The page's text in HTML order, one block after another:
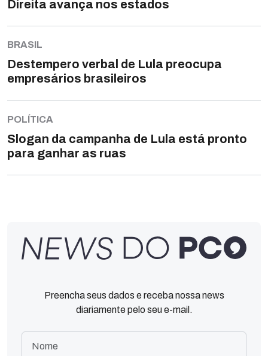
Direita avança nos estados
BRASIL
Destempero verbal de Lula preocupa
empresários brasileiros
POLÍTICA
Slogan da campanha de Lula está pronto
para ganhar as ruas
Preencha seus dados e receba nossa news
diariamente pelo seu e-mail.